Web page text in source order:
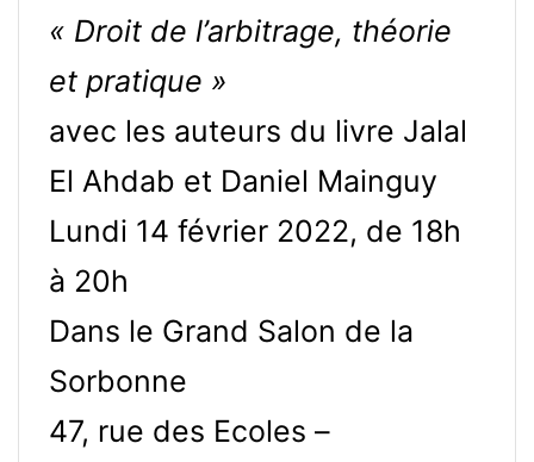
« Droit de l’arbitrage, théorie
et pratique »
avec les auteurs du livre Jalal
El Ahdab et Daniel Mainguy
Lundi 14 février 2022, de 18h
à 20h
Dans le Grand Salon de la
Sorbonne
47, rue des Ecoles –